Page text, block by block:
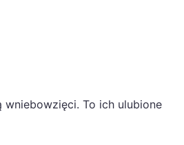
wniebowzięci. To ich ulubione